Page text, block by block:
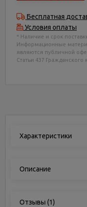
Бесплатная
Условия оплаты
* Наличие и срок
Информационные
являются публичной
Статьи 437 Гражданского
Характеристики
Описание
Отзывы (1)